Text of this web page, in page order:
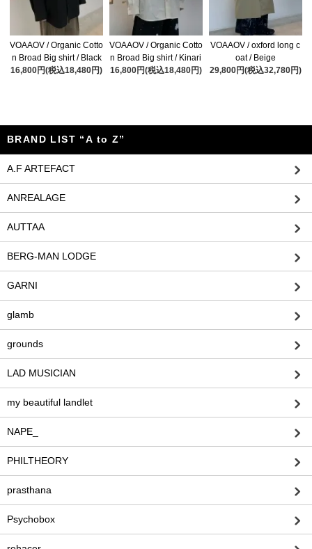
VOAAOV / Organic Cotto
n Broad Big shirt / Black
16,800円(税込18,480円)
VOAAOV / Organic Cotto
n Broad Big shirt / Kinari
16,800円(税込18,480円)
VOAAOV / oxford long c
oat / Beige
29,800円(税込32,780円)
BRAND LIST “A to Z”
A.F ARTEFACT
ANREALAGE
AUTTAA
BERG-MAN LODGE
GARNI
glamb
grounds
LAD MUSICIAN
my beautiful landlet
NAPE_
PHILTHEORY
prasthana
Psychobox